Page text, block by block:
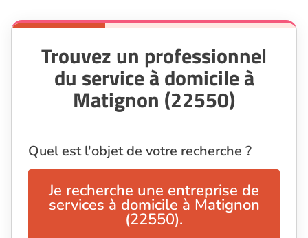
Trouvez un professionnel
du service à domicile à
Matignon (22550)
Quel est l'objet de votre recherche ?
Je recherche une entreprise de
services à domicile à Matignon
(22550).